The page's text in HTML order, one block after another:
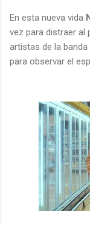
En esta nueva vida
vez para distraer al
artistas de la
para observar el